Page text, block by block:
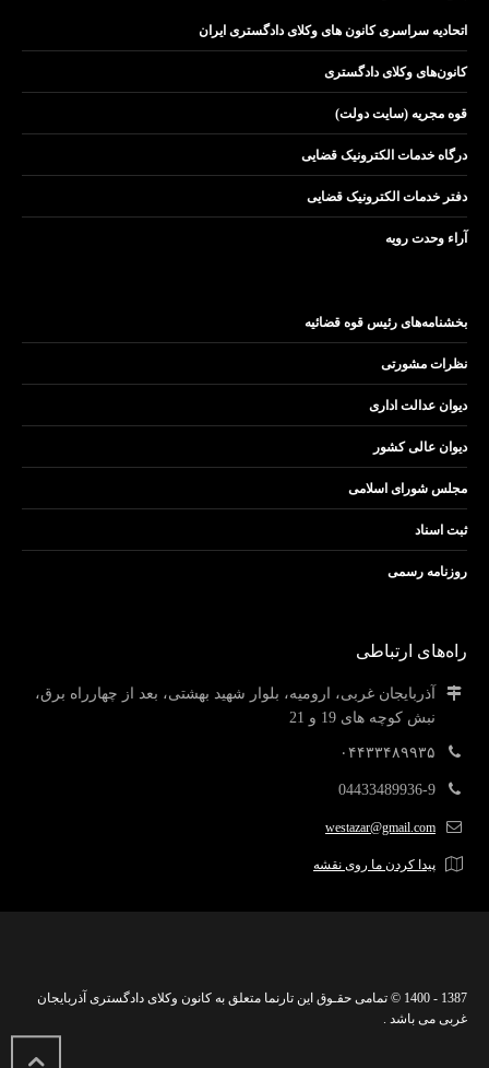
اتحادیه سراسری کانون های وکلای دادگستری ایران
کانون‌های وکلای دادگستری
قوه مجریه (سایت دولت)
درگاه خدمات الکترونیک قضایی
دفتر خدمات الکترونیک قضایی
آراء وحدت رویه
بخشنامه‌های رئیس قوه قضائیه
نظرات مشورتی
دیوان عدالت اداری
دیوان عالی کشور
مجلس شورای اسلامی
ثبت اسناد
روزنامه رسمی
راه‌های ارتباطی
آذربایجان غربی، ارومیه، بلوار شهید بهشتی، بعد از چهارراه برق،
نبش کوچه های 19 و 21
۰۴۴۳۳۴۸۹۹۳۵
04433489936-9
westazar@gmail.com
پیدا کردن ما روی نقشه
1387 - 1400 © تمامی حقـوق این تارنما متعلق به کانون وکلای دادگستری آذربایجان
غربی می باشد .